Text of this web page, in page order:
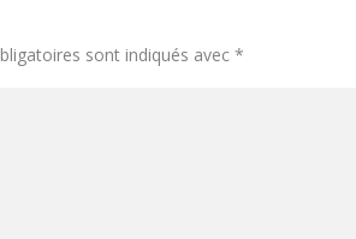
sont indiqués avec*